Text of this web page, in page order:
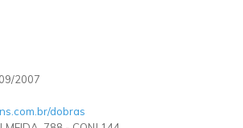
2007
dobras